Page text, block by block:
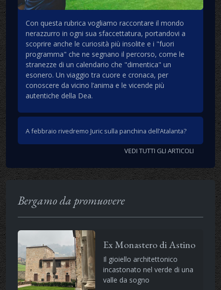
Con questa rubrica vogliamo raccontare il mondo
nerazzurro in ogni sua sfaccettatura, portandovi a
scoprire anche le curiosità più insolite e i "fuori
programma" che ne segnano il percorso, come le
stranezze di un calendario che "dimentica" un
esonero. Un viaggio tra cuore e cronaca, per
conoscere da vicino l’anima e le vicende più
autentiche della Dea.
A febbraio rivedremo Juric sulla panchina dell’Atalanta?
VEDI TUTTI GLI ARTICOLI
Bergamo da promuovere
Ex Monastero di Astino
Il gioiello architettonico
incastonato nel verde di una
valle da sogno